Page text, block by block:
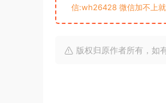
信:wh26428 微信加不上
版权归原作者所有，如